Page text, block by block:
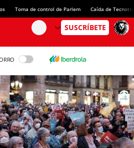
Toma de control de Parlem Caída de